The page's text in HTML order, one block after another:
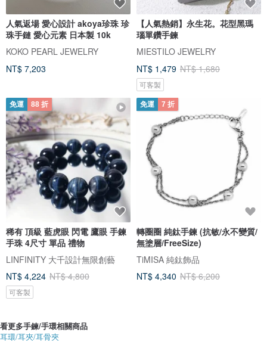
人氣返場 愛心設計 akoya珍珠 珍
珠手鏈 愛心元素 日本製 10k
KOKO PEARL JEWELRY
NT$ 7,203
【人氣熱銷】永生花。花型黑瑪
瑙單鑽手鍊
MIESTILO JEWELRY
NT$ 1,479 NT$ 1,680
可客製
免運 88 折
稀有 頂級 藍虎眼 閃電 鷹眼 手鍊
手珠 4尺寸 單品 禮物
LINFINITY 大千設計無限創藝
NT$ 4,224 NT$ 4,800
可客製
免運 7 折
轉圈圈 純鈦手鍊 (抗敏/永不變質/
無塗層/FreeSize)
TiMISA 純鈦飾品
NT$ 4,340 NT$ 6,200
看更多手鍊/手環相關商品
耳環/耳夾/耳骨夾